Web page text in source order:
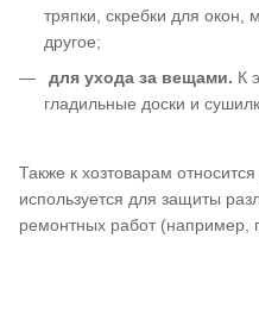
тряпки, скребки для окон,
другое;
для ухода за вещами. К
гладильные доски и
Также к хозтоварам
используется для защиты
ремонтных работ (например,